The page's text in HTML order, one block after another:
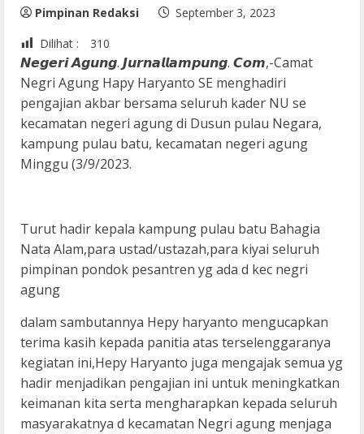
Pimpinan Redaksi
September 3, 2023
Dilihat :
310
𝙉𝙚𝙜𝙚𝙧𝙞 𝘼𝙜𝙪𝙣𝙜. 𝙅𝙪𝙧𝙣𝙖𝙡𝙡𝙖𝙢𝙥𝙪𝙣𝙜. 𝘾𝙤𝙢,-Camat
Negri Agung Hapy Haryanto SE menghadiri
pengajian akbar bersama seluruh kader NU se
kecamatan negeri agung di Dusun pulau Negara,
kampung pulau batu, kecamatan negeri agung
Minggu (3/9/2023.
Turut hadir kepala kampung pulau batu Bahagia
Nata Alam,para ustad/ustazah,para kiyai seluruh
pimpinan pondok pesantren yg ada d kec negri
agung
dalam sambutannya Hepy haryanto mengucapkan
terima kasih kepada panitia atas terselenggaranya
kegiatan ini,Hepy Haryanto juga mengajak semua yg
hadir menjadikan pengajian ini untuk meningkatkan
keimanan kita serta mengharapkan kepada seluruh
masyarakatnya d kecamatan Negri agung menjaga